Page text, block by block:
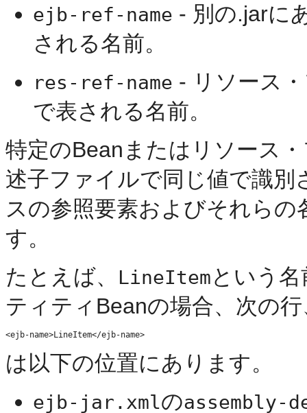
ejb-ref-name - 別の.jarに
される名前。
res-ref-name - リソース
で表される名前。
特定のBeanまたはリソース
述子ファイルで同じ値で識別
スの参照要素およびそれら
す。
たとえば、
LineItemという
ティティBeanの場合、次の行
は以下の位置にあります。
ejb-jar.xmlのassembly-